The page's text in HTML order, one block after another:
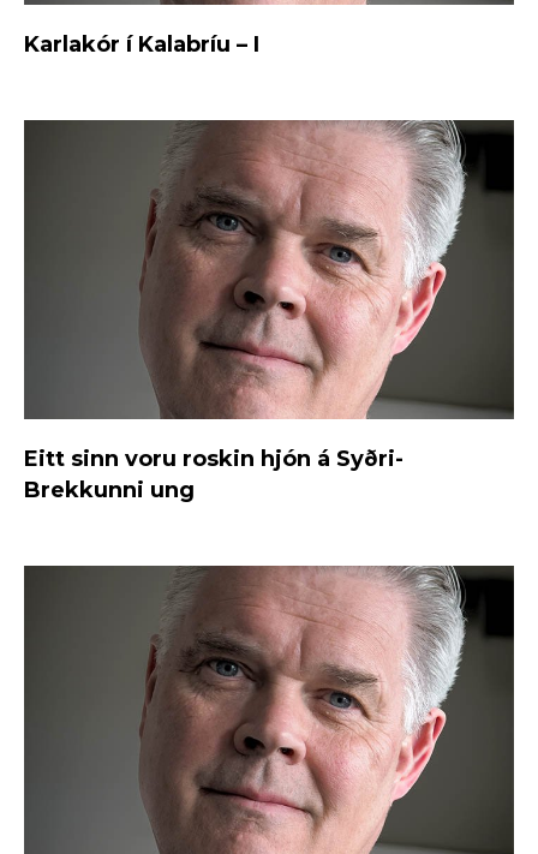
Karlakór í Kalabríu – I
Eitt sinn voru roskin hjón á Syðri-
Brekkunni ung